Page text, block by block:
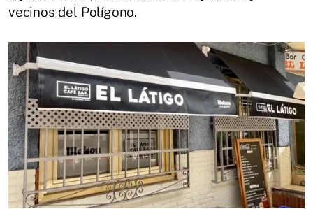
vecinos del Polígono.